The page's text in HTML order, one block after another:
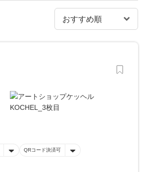
QRコード決済可